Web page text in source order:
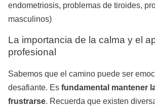
endometriosis, problemas de tiroides,
masculinos)
La importancia de la calma y el
profesional
Sabemos que el camino puede ser
desafiante. Es fundamental mantener
frustrarse. Recuerda que existen